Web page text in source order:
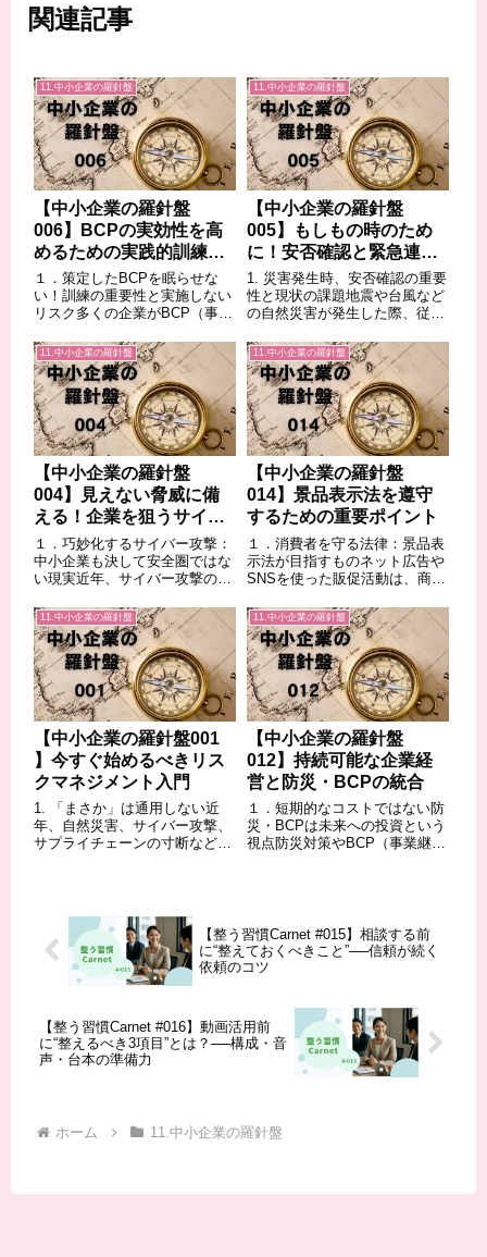
関連記事
11.中小企業の羅針盤
【中小企業の羅針盤
006】BCPの実効性を高
めるための実践的訓練計
画
１．策定したBCPを眠らせな
い！訓練の重要性と実施しない
リスク多くの企業がBCP（事業
その多くが一度作成されただけ
で見直されることなく、適切な
訓練も行われていないのが現状
です。しかし、どんなに綿密な
計画も、実際に...
11.中小企業の羅針盤
【中小企業の羅針盤
005】もしもの時のため
に！安否確認と緊急連絡
体制構築のポイント
1. 災害発生時、安否確認の重要
性と現状の課題地震や台風など
の自然災害が発生した際、従業
は、企業の最も重要な責務の一
つです。安否確認の遅れは、従
業員の不安を増大させるだけで
なく、その後の救助活動や事業
再開の遅延に...
11.中小企業の羅針盤
【中小企業の羅針盤
004】見えない脅威に備
える！企業を狙うサイバ
ーリスクとその対策最前
線
１．巧妙化するサイバー攻撃：
中小企業も決して安全圏ではな
い現実近年、サイバー攻撃の手
的は大企業だけでなく、セキュ
リティ対策が比較的脆弱な中小
企業にも広がっています。ラン
サムウェアによる身代金要求、
顧客情報や機密情...
11.中小企業の羅針盤
【中小企業の羅針盤
014】景品表示法を遵守
するための重要ポイント
１．消費者を守る法律：景品表
示法が目指すものネット広告や
SNSを使った販促活動は、商品
不可欠です。しかし、その表現
が誤解を招くものだったり、実
際よりも過大な景品を約束した
りすると、消費者は正しい判断
ができなくなっ...
11.中小企業の羅針盤
【中小企業の羅針盤001
】今すぐ始めるべきリス
クマネジメント入門
1. 「まさか」は通用しない近
年、自然災害、サイバー攻撃、
サプライチェーンの寸断など、
がある中小企業にとって、これ
らのリスクは事業継続を大きく
揺るがす可能性...
11.中小企業の羅針盤
【中小企業の羅針盤
012】持続可能な企業経
営と防災・BCPの統合
１．短期的なコストではない防
災・BCPは未来への投資という
視点防災対策やBCP（事業継続
業継続性を高め、企業価値を守
るための 投...
【整う習慣Carnet #015】相談する前
に“整えておくべきこと”──信頼が続く
依頼のコツ
【整う習慣Carnet #016】動画活用前
に“整えるべき3項目”とは？──構成・音
声・台本の準備力
ホーム 11.中小企業の羅針盤